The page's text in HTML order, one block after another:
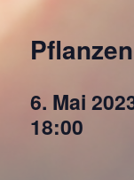
6. Mai
18:00